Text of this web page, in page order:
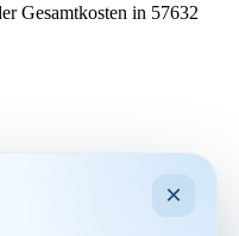
Gesamtkosten in 57632
×